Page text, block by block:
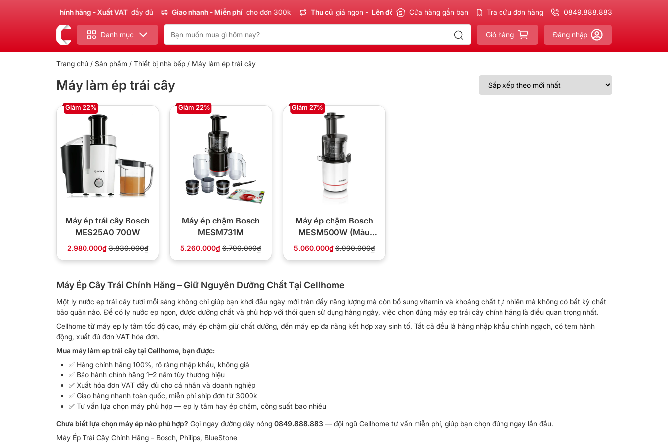
Chính hãng - Xuất VAT đầy đủ Giao nhanh - Miễn phí cho đơn 300k Thu cũ giá ngon - Lên đời tiết kiệm Sản phẩm Chính hãng - Xuất VAT đầy đủ Giao nhanh - Miễn phí
Cửa hàng gần bạn Tra cứu đơn hàng 0849.888.883
Danh mục Giỏ hàng Đăng nhập
Trang chủ / Sản phẩm / Thiết bị nhà bếp/ Máy làm ép trái cây
Máy làm ép trái cây
Giảm 22%
Máy ép trái cây Bosch
MES25A0 700W
2.980.000₫ 3.830.000₫
Giảm 22%
Máy ép chậm Bosch
MESM731M
5.260.000₫ 6.790.000₫
Giảm 27%
Máy ép chậm Bosch
MESM500W (Màu
trắng)
5.060.000₫ 6.990.000₫
Máy Ép Cây Trái Chính Hãng – Giữ Nguyên Dưỡng Chất Tại Cellhome
Một ly nước ep trái cây tươi mỗi sáng không chỉ giúp bạn khởi đầu ngày mới tràn đầy năng lượng mà còn bổ sung vitamin và khoáng chất tự nhiên mà không có bất kỳ chất
bảo quản nào. Để có ly nước ep ngon, được dưỡng chất và phù hợp với thói quen sử dụng hàng ngày, việc chọn đúng máy ep trái cây chính hãng là điều quan trọng nhất.
Cellhome ​​​từmáy ep ly tâm tốc độ cao, máy ép chậm giữ chất dưỡng, đến máy ep đa năng kết hợp xay sinh tố. Tất cả đều là hàng nhập khẩu chính ngạch, có tem hành
động, xuất đủ đơn VAT hóa đơn.
Mua máy làm ep trái cây tại Cellhome, bạn được:
✅ Hãng chính hãng 100%, rõ ràng nhập khẩu, không giả
✅ Bảo hành chính hãng 1–2 năm tùy thương hiệu
✅ Xuất hóa đơn VAT đầy đủ cho cá nhân và doanh nghiệp
✅ Giao hàng nhanh toàn quốc, miễn phí ship đơn từ 3000k
✅ Tư vấn lựa chọn máy phù hợp — ep ly tâm hay ép chậm, công suất bao nhiêu
Chưa biết lựa chọn máy ép nào phù hợp? Gọi ngay đường dây nóng 0849.888.883— đội ngũ Cellhome tư vấn miễn phí, giúp bạn chọn đúng ngay lần đầu.
Máy Ép Trái Cây Chính Hãng – Bosch, Philips, BlueStone